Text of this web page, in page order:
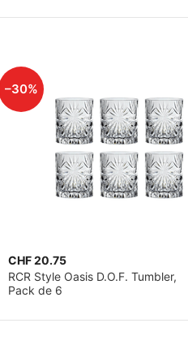
–30%
CHF 20.75
RCR Style Oasis D.O.F. Tumbler,
Pack de 6